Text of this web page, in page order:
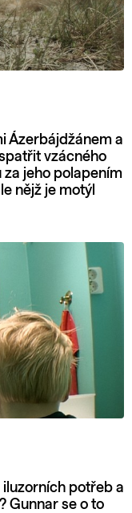
Ázerbájdžánem a
vzácného
jeho polapením
nějž je motýl
potřeb a
Gunnar se o to